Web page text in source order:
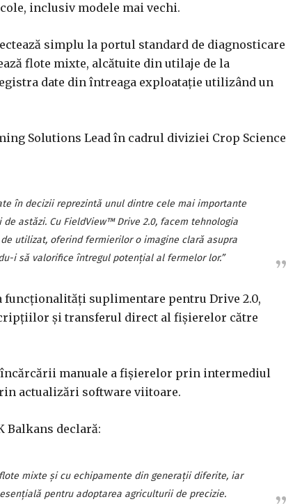
inclusiv modele mai vechi.
simplu la portul standard de diagnosticare
flote mixte, alcătuite din utilaje de la
date din întreaga exploatație utilizând un
Solutions Lead în cadrul diviziei Crop Science
în decizii reprezintă unul dintre cele mai importante
astăzi. Cu FieldView™ Drive 2.0, facem tehnologia
utilizat, oferind fermierilor o imagine clară asupra
i să valorifice întregul potențial al fermelor lor.”
funcționalități suplimentare pentru Drive 2.0,
și transferul direct al fișierelor către
manuale a fișierelor prin intermediul
actualizări software viitoare.
Balkans declară:
mixte și cu echipamente din generații diferite, iar
pentru adoptarea agriculturii de precizie.